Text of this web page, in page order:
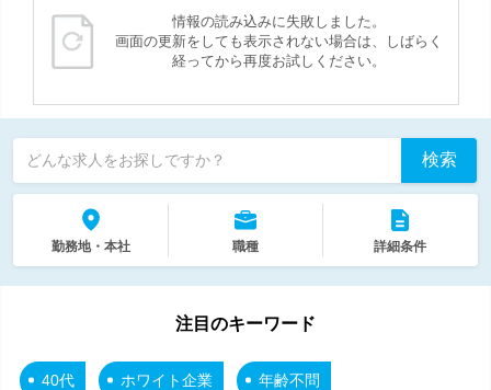
情報の読み込みに失敗しました。
画面の更新をしても表示されない場合は、しばらく
経ってから再度お試しください。
どんな求人をお探しですか？ 検索
勤務地・本社 職種 詳細条件
注目のキーワード
40代 ホワイト企業 年齢不問